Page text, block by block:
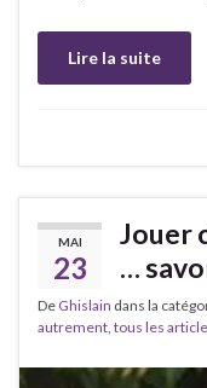
Lire la suite
MAI
23
Jouer
…
De Ghislain dans la
autrement tous les